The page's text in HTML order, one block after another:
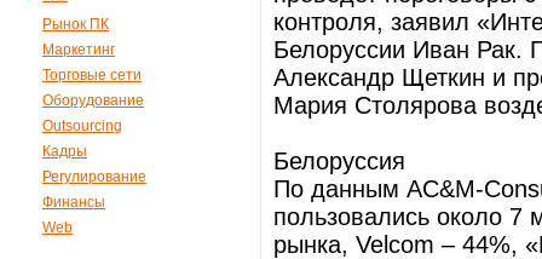
Рынок ПК
Маркетинг
Торговые сети
Оборудование
Outsourcing
Кадры
Регулирование
Финансы
Web
контроля, заявил
Белоруссии Иван Рак.
Александр Щеткин и
Мария Столярова
Белоруссия
По данным AC&M-
пользовались около
рынка, Velcom – 44%,